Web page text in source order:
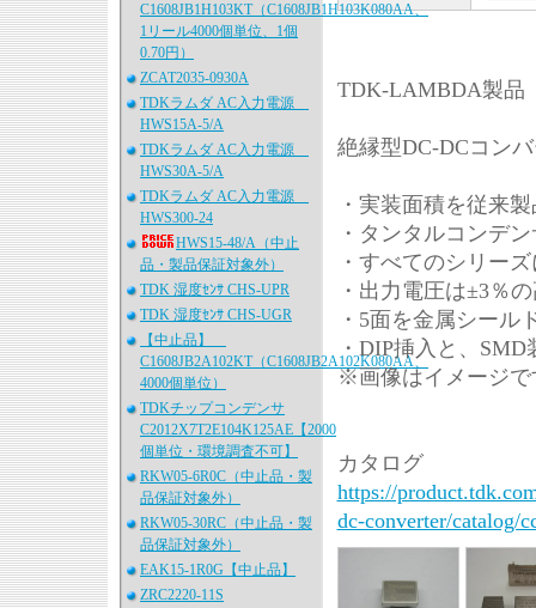
C1608JB1H103KT（C1608JB1H103K080AA、
1リール4000個単位、1個
0.70円）
ZCAT2035-0930A
TDKラムダ AC入力電源
HWS15A-5/A
TDKラムダ AC入力電源
HWS30A-5/A
TDKラムダ AC入力電源
HWS300-24
HWS15-48/A（中止
品・製品保証対象外）
TDK 湿度ｾﾝｻ CHS-UPR
TDK 湿度ｾﾝｻ CHS-UGR
【中止品】
C1608JB2A102KT（C1608JB2A102K080AA、
4000個単位）
TDKチップコンデンサ
C2012X7T2E104K125AE【2000
個単位・環境調査不可】
RKW05-6R0C（中止品・製
品保証対象外）
RKW05-30RC（中止品・製
品保証対象外）
EAK15-1R0G【中止品】
ZRC2220-11S
TDK-LAMBDA製品
絶縁型DC-DCコン
・実装面積を従来
・タンタルコンデ
・すべてのシリー
・出力電圧は±3％
・5面を金属シール
・DIP挿入と、
※画像はイメージで
カタログ
https://
dc-converter/catalog/